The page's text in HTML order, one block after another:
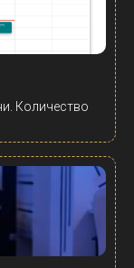
Количество